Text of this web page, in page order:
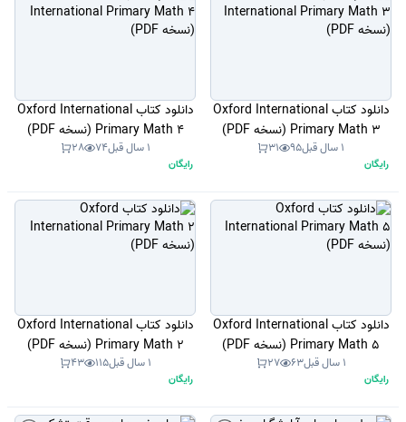
دانلود کتاب Oxford International
Primary Math 3 (نسخه PDF)
1 سال قبل 95
31
رایگان
دانلود کتاب Oxford International
Primary Math 4 (نسخه PDF)
1 سال قبل 74
28
رایگان
دانلود کتاب Oxford International
Primary Math 5 (نسخه PDF)
1 سال قبل 63
27
رایگان
دانلود کتاب Oxford International
Primary Math 2 (نسخه PDF)
1 سال قبل 115
43
رایگان